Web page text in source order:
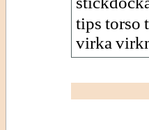
tips torso
virka